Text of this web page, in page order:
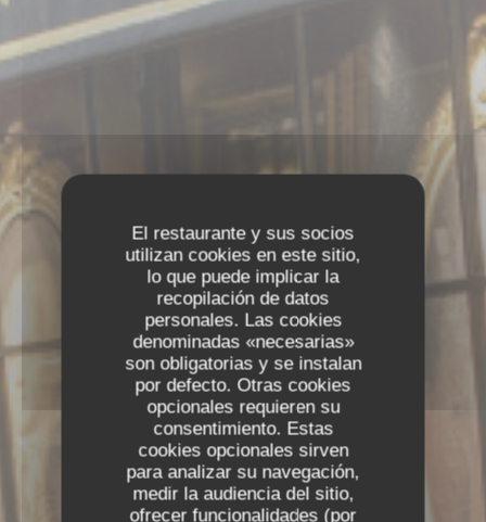
El restaurante y sus socios
utilizan cookies en este sitio,
lo que puede implicar la
recopilación de datos
personales. Las cookies
denominadas «necesarias»
son obligatorias y se instalan
por defecto. Otras cookies
opcionales requieren su
consentimiento. Estas
cookies opcionales sirven
para analizar su navegación,
medir la audiencia del sitio,
ofrecer funcionalidades (por